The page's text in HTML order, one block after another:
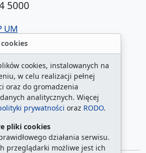
cookies, instalowanych na
w celu realizacji pełnej
oraz do gromadzenia
analitycznych. Więcej
prywatności oraz RODO.
pliki cookies
działania serwisu.
przeglądarki możliwe jest ich
5000
UM
w ETR